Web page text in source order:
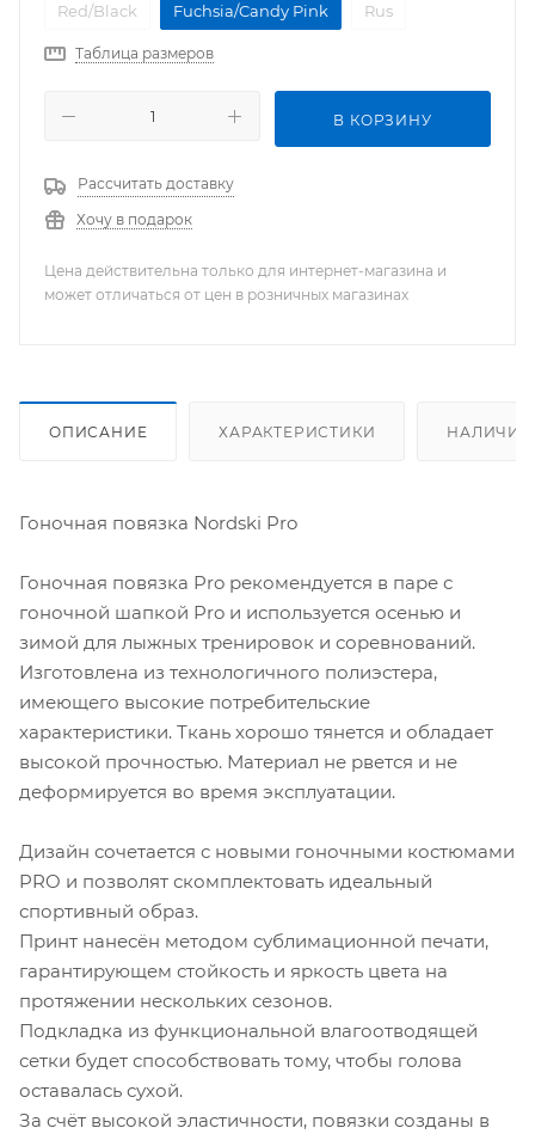
Red/Black
Fuchsia/Candy Pink Rus
Таблица размеров
В КОРЗИНУ
Рассчитать доставку
Хочу в подарок
Цена действительна только для интернет-магазина и
может отличаться от цен в розничных магазинах
ОПИСАНИЕ ХАРАКТЕРИСТИКИ НАЛИЧИЕ
Гоночная повязка Nordski Pro
Гоночная повязка Pro рекомендуется в паре с
гоночной шапкой Pro и используется осенью и
зимой для лыжных тренировок и соревнований.
Изготовлена из технологичного полиэстера,
имеющего высокие потребительские
характеристики. Ткань хорошо тянется и обладает
высокой прочностью. Материал не рвется и не
деформируется во время эксплуатации.
Дизайн сочетается с новыми гоночными костюмами
PRO и позволят скомплектовать идеальный
спортивный образ.
Принт нанесён методом сублимационной печати,
гарантирующем стойкость и яркость цвета на
протяжении нескольких сезонов.
Подкладка из функциональной влагоотводящей
сетки будет способствовать тому, чтобы голова
оставалась сухой.
За счёт высокой эластичности, повязки созданы в